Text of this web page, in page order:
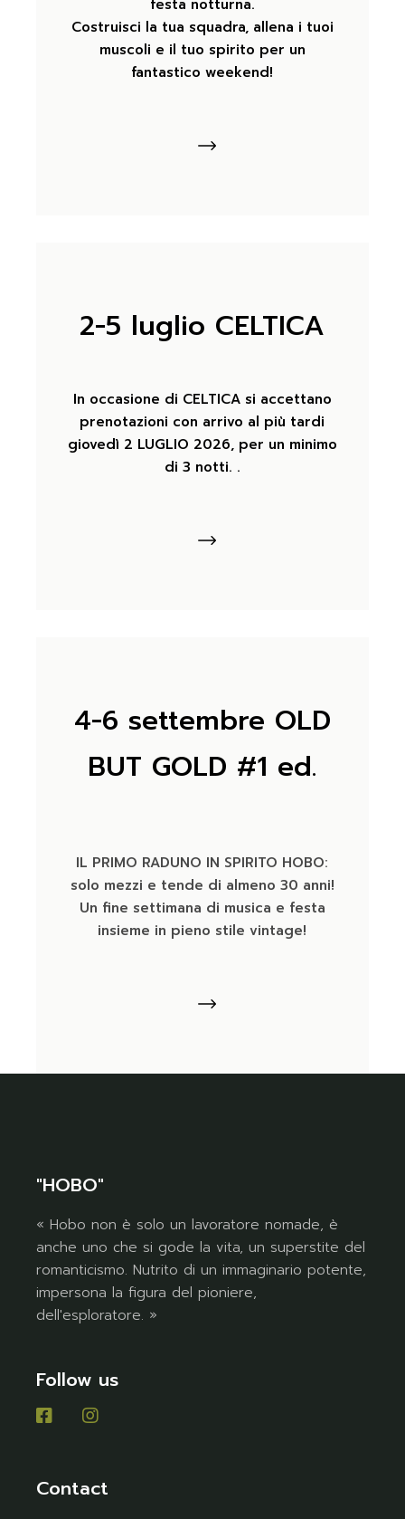
festa notturna.
Costruisci la tua squadra, allena i tuoi
muscoli e il tuo spirito per un
fantastico weekend!
2-5 luglio CELTICA
In occasione di CELTICA si accettano
prenotazioni con arrivo al più tardi
giovedì 2 LUGLIO 2026, per un minimo
di 3 notti. .
4-6 settembre OLD
BUT GOLD #1 ed.
IL PRIMO RADUNO IN SPIRITO HOBO:
solo mezzi e tende di almeno 30 anni!
Un fine settimana di musica e festa
insieme in pieno stile vintage!
"HOBO"
« Hobo non è solo un lavoratore nomade, è
anche uno che si gode la vita, un superstite del
romanticismo. Nutrito di un immaginario potente,
impersona la figura del pioniere,
dell'esploratore. »
Follow us
Contact